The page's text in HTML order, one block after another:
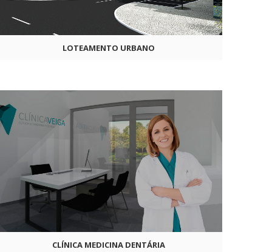
LOTEAMENTO URBANO
CLÍNICA MEDICINA DENTÁRIA